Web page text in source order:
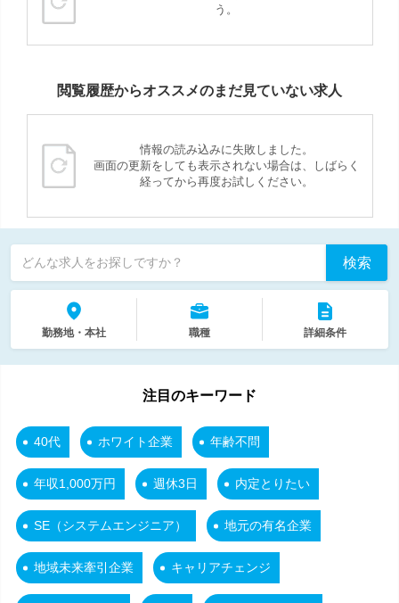
う。
閲覧履歴からオススメのまだ見ていない求人
情報の読み込みに失敗しました。
画面の更新をしても表示されない場合は、しばらく
経ってから再度お試しください。
どんな求人をお探しですか？ 検索
勤務地・本社 職種 詳細条件
注目のキーワード
40代 ホワイト企業 年齢不問
年収1,000万円 週休3日 内定とりたい
SE（システムエンジニア） 地元の有名企業
地域未来牽引企業 キャリアチェンジ